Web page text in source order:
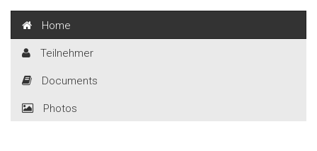
Home
Teilnehmer
Documents
Photos